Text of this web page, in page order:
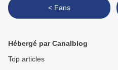
< Fans
Hébergé par Canalblog
Top articles